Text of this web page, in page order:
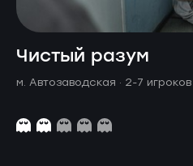
Чистый разум
м. Автозаводская · 2-7